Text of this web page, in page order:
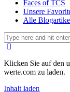
Faces of TCS
Unsere
Alle
Klicken Sie auf den
werte.com zu laden.
Inhalt laden